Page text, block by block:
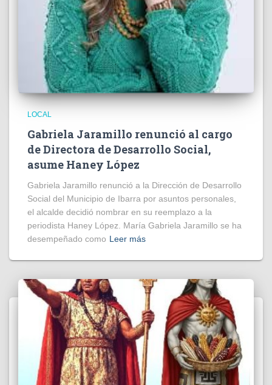
LOCAL
Gabriela Jaramillo renunció al cargo
de Directora de Desarrollo Social,
asume Haney López
Gabriela Jaramillo renunció a la Dirección de Desarrollo
Social del Municipio de Ibarra por asuntos personales,
el alcalde decidió nombrar en su reemplazo a la
periodista Haney López. María Gabriela Jaramillo se ha
desempeñado como Leer más